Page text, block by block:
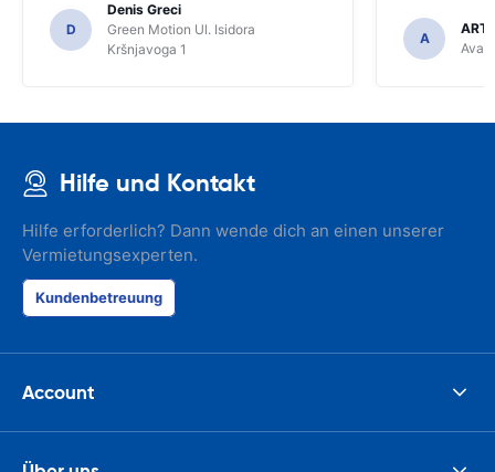
D
Denis Greci
Green Motion Ul. Isidora
Kršnjavoga 1
A
Hilfe und Kontakt
Hilfe erforderlich? Dann wende dich an einen unserer
Vermietungsexperten.
Kundenbetreuung
Account